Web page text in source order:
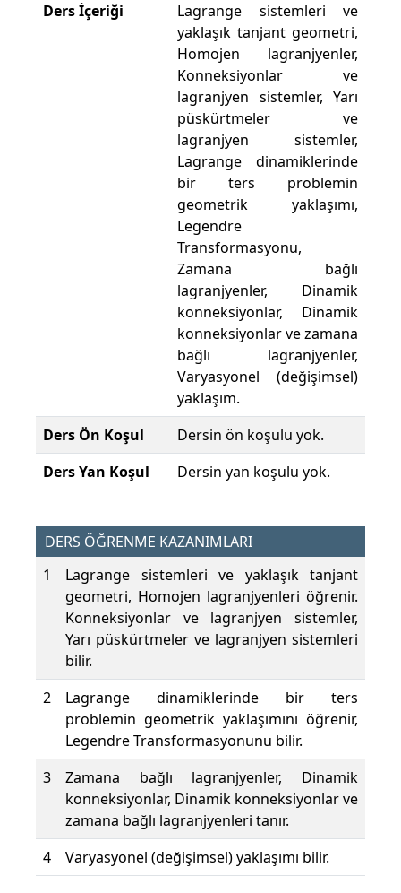
Ders İçeriği
Lagrange sistemleri ve
yaklaşık tanjant geometri,
Homojen lagranjyenler,
Konneksiyonlar ve
lagranjyen sistemler, Yarı
püskürtmeler ve
lagranjyen sistemler,
Lagrange dinamiklerinde
bir ters problemin
geometrik yaklaşımı,
Legendre
Transformasyonu,
Zamana bağlı
lagranjyenler, Dinamik
konneksiyonlar, Dinamik
konneksiyonlar ve zamana
bağlı lagranjyenler,
Varyasyonel (değişimsel)
yaklaşım.
Ders Ön Koşul
Dersin ön koşulu yok.
Ders Yan Koşul
Dersin yan koşulu yok.
DERS ÖĞRENME KAZANIMLARI
1
Lagrange sistemleri ve yaklaşık tanjant
geometri, Homojen lagranjyenleri öğrenir.
Konneksiyonlar ve lagranjyen sistemler,
Yarı püskürtmeler ve lagranjyen sistemleri
bilir.
2
Lagrange dinamiklerinde bir ters
problemin geometrik yaklaşımını öğrenir,
Legendre Transformasyonunu bilir.
3
Zamana bağlı lagranjyenler, Dinamik
konneksiyonlar, Dinamik konneksiyonlar ve
zamana bağlı lagranjyenleri tanır.
4
Varyasyonel (değişimsel) yaklaşımı bilir.